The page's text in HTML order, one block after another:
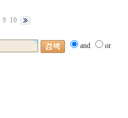
9 10
and or